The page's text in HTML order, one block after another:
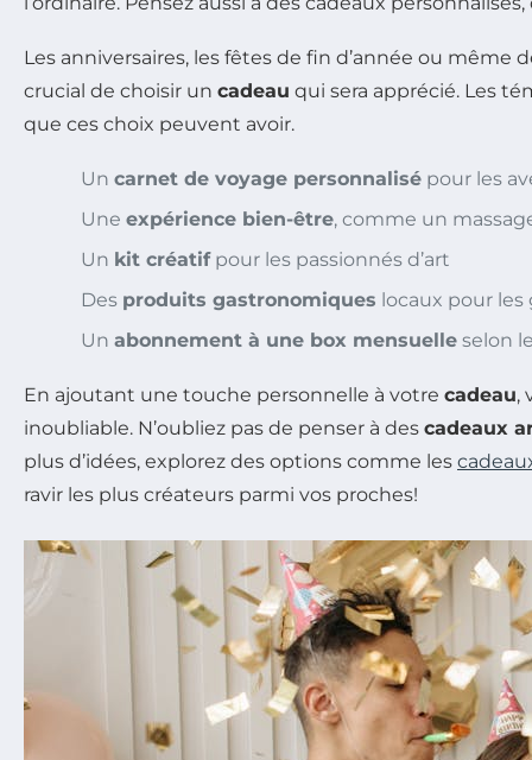
Les anniversaires, les fêtes de fin d’année ou
crucial de choisir un cadeau qui sera apprécié. Les
que ces choix peuvent avoir.
Un carnet de voyage personnalisé pour les
Une expérience bien-être, comme un
Un kit créatifpour les passionnés d’art
Des produits gastronomiques locaux pour
Un abonnement à une box mensuelle selon
En ajoutant une touche personnelle à votre cadeau,
inoubliable. N’oubliez pas de penser à des cadeaux
plus d’idées, explorez des options comme les
ravir les plus créateurs parmi vos proches!